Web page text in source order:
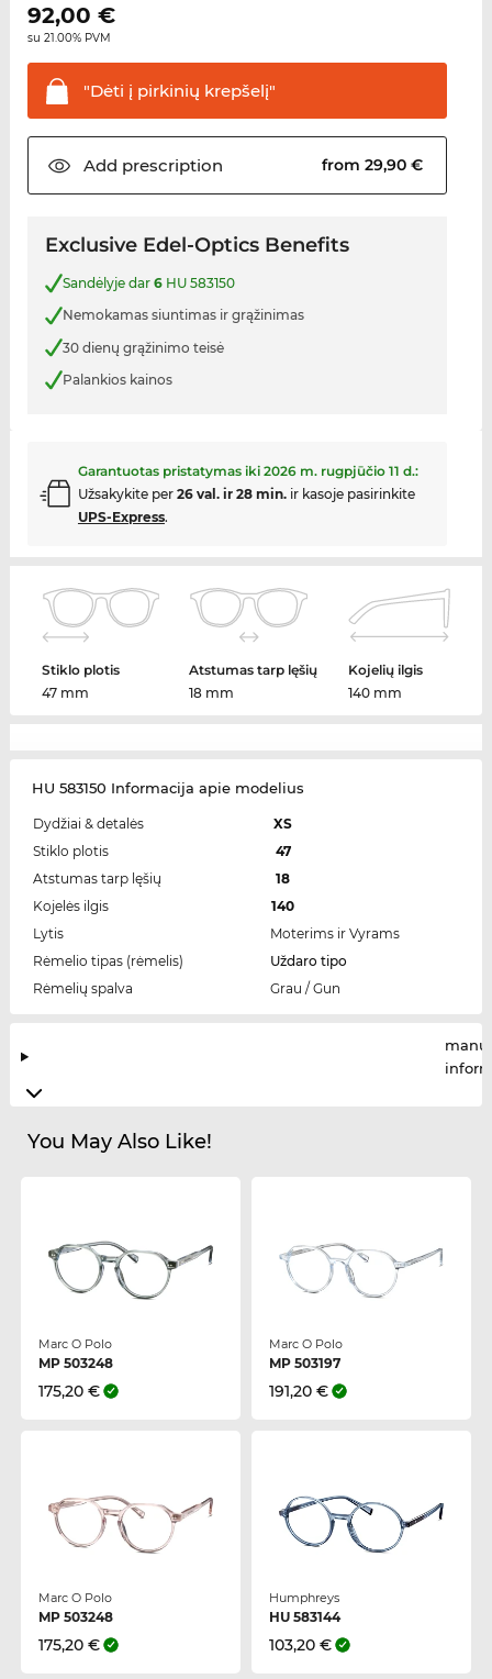
92,00 €
su 21.00% PVM
"Dėti į pirkinių krepšelį"
Add prescription from 29,90 €
Exclusive Edel-Optics Benefits
Sandėlyje dar 6HU 583150
Nemokamas siuntimas ir grąžinimas
30 dienų grąžinimo teisė
Palankios kainos
Garantuotas pristatymas iki 2026 m. rugpjūčio 11 d.:
Užsakykite per 26 val. ir 28 min.ir kasoje pasirinkite
UPS-Express.
Stiklo plotis
47 mm
Atstumas tarp lęšių
18 mm
Kojelių ilgis
140 mm
HU 583150 Informacija apie modelius
Dydžiai & detalės
XS
Stiklo plotis
47
Atstumas tarp lęšių
18
Kojelės ilgis
140
Lytis
Moterims ir Vyrams
Rėmelio tipas (rėmelis)
Uždaro tipo
Rėmelių spalva
Grau / Gun
You May Also Like!
Marc O Polo
MP 503248
175,20 €
Marc O Polo
MP 503197
191,20 €
Marc O Polo
MP 503248
175,20 €
Humphreys
HU 583144
103,20 €